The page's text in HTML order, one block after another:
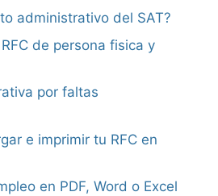
administrativo del SAT?
de persona fisica y
por faltas
e imprimir tu RFC en
en PDF, Word o Excel